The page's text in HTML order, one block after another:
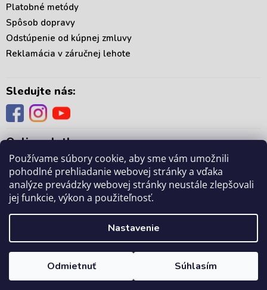
Používame súbory cookie, aby sme vám umožnili
pohodlné prehliadanie webovej stránky a vďaka
analýze prevádzky webovej stránky neustále zlepšovali
jej funkcie, výkon a použiteľnosť.
Nastavenie
Odmietnuť Súhlasím
Platobné metódy
Spôsob dopravy
Odstúpenie od kúpnej zmluvy
Reklamácia v záručnej lehote
Sledujte nás:
Online platby:
mámedoma.sk . Všetky práva vyhradené.
cookies